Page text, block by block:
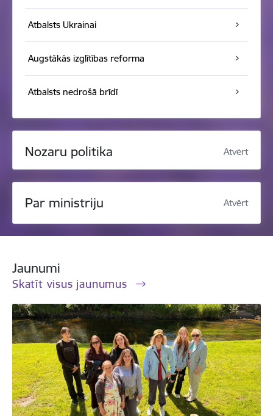
Atbalsts Ukrainai
Augstākās izglītības reforma
Atbalsts nedrošā brīdī
Nozaru politika Atvērt
Par ministriju Atvērt
Jaunumi
Skatīt visus jaunumus